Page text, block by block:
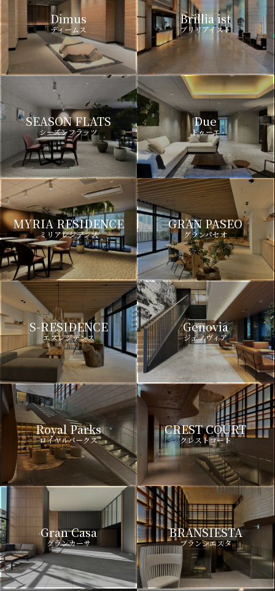
Dimus
ディームス
Brillia ist
ブリリアイスト
SEASON FLATS
シーズンフラッツ
Due
ドゥーエ
MYRIA RESIDENCE
ミリアレジデンス
GRAN PASEO
グランパセオ
S-RESIDENCE
エスレジデンス
Genovia
ジェノヴィア
Royal Parks
ロイヤルパークス
CREST COURT
クレストコート
Gran Casa
グランカーサ
BRANSIESTA
ブランシエスタ